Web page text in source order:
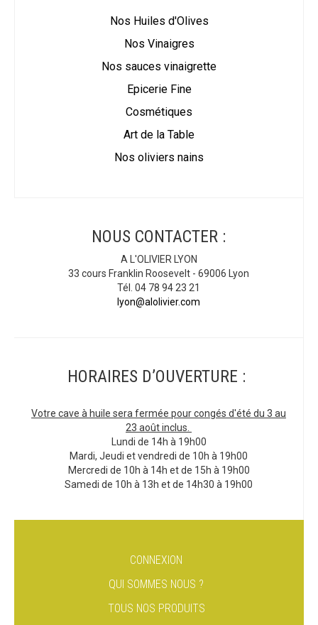
Nos Huiles d'Olives
Nos Vinaigres
Nos sauces vinaigrette
Epicerie Fine
Cosmétiques
Art de la Table
Nos oliviers nains
NOUS CONTACTER :
A L'OLIVIER LYON
33 cours Franklin Roosevelt - 69006 Lyon
Tél. 04 78 94 23 21
lyon@alolivier.com
HORAIRES D’OUVERTURE :
Votre cave à huile sera fermée pour congés d'été du 3 au
23 août inclus.
Lundi de 14h à 19h00
Mardi, Jeudi et vendredi de 10h à 19h00
Mercredi de 10h à 14h et de 15h à 19h00
Samedi de 10h à 13h et de 14h30 à 19h00
CONNEXION
QUI SOMMES NOUS ?
TOUS NOS PRODUITS